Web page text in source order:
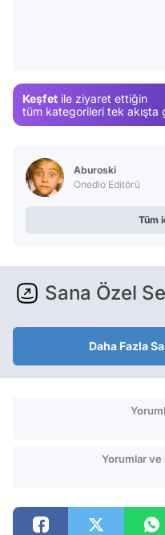
Keşfet ile ziyaret ettiğin
tüm kategorileri tek akışta
Aburoski
Onedio Editörü
Tüm
Sana Özel
Daha Fazla
Yorumlar ve